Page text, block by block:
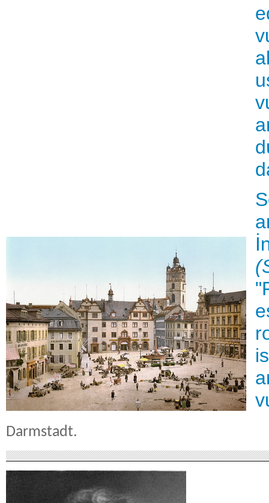
Darmstadt.